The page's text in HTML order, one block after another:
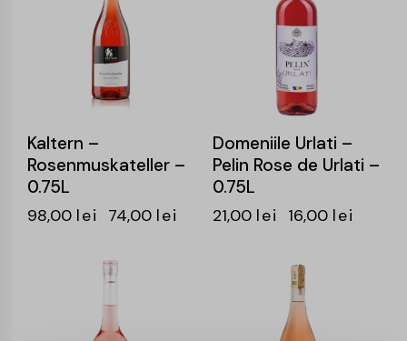
Kaltern –
Rosenmuskateller –
0.75L
98,00 lei 74,00 lei
Domeniile Urlati –
Pelin Rose de Urlati –
0.75L
21,00 lei 16,00 lei